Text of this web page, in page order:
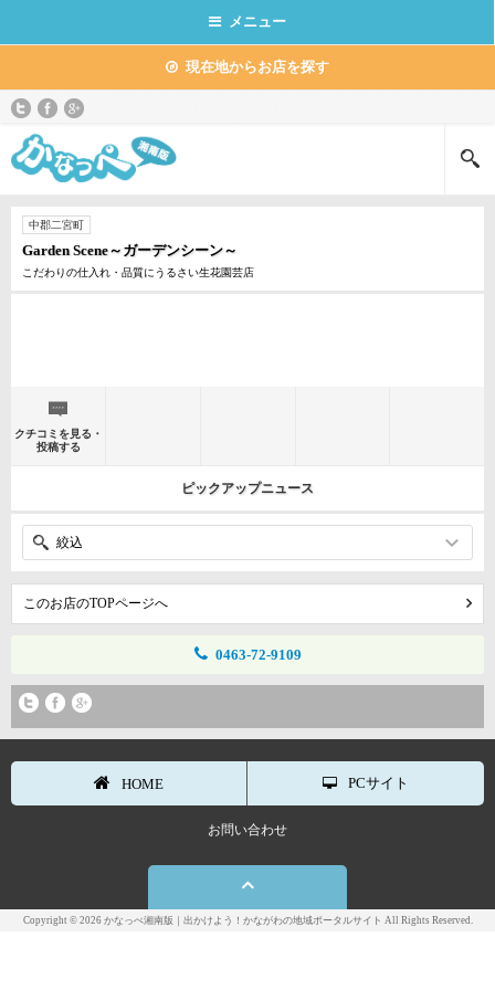
メニュー
現在地からお店を探す
中郡二宮町
Garden Scene～ガーデンシーン～
こだわりの仕入れ・品質にうるさい生花園芸店
クチコミを見る・
投稿する
ピックアップニュース
絞込
このお店のTOPページへ
0463-72-9109
HOME PCサイト
お問い合わせ
Copyright © 2026 かなっぺ湘南版｜出かけよう！かながわの地域ポータルサイト All Rights Reserved.